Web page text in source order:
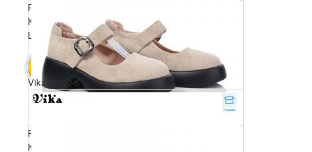
Розмірний ряд: 36-41
Комплектація ящика: 8
Ціна за пару: 650 грн.
В КОШИК 5200 грн.
Розмірний ряд: 36-41
Комплектація ящика: 8
Vika W700-5